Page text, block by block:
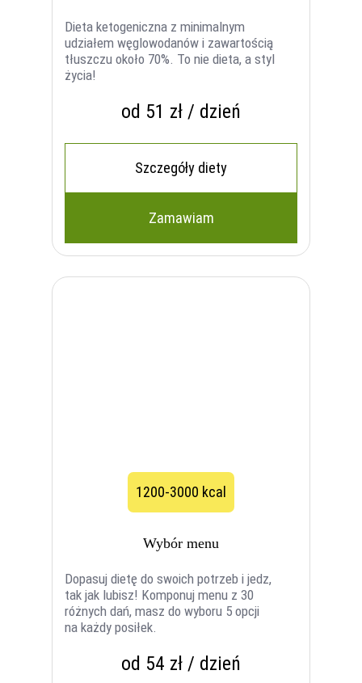
Dieta ketogeniczna z minimalnym
udziałem węglowodanów i zawartością
tłuszczu około 70%. To nie dieta, a styl
życia!
od 51 zł / dzień
Szczegóły diety
Zamawiam
1200-3000 kcal
Wybór menu
Dopasuj dietę do swoich potrzeb i jedz,
tak jak lubisz! Komponuj menu z 30
różnych dań, masz do wyboru 5 opcji
na każdy posiłek.
od 54 zł / dzień